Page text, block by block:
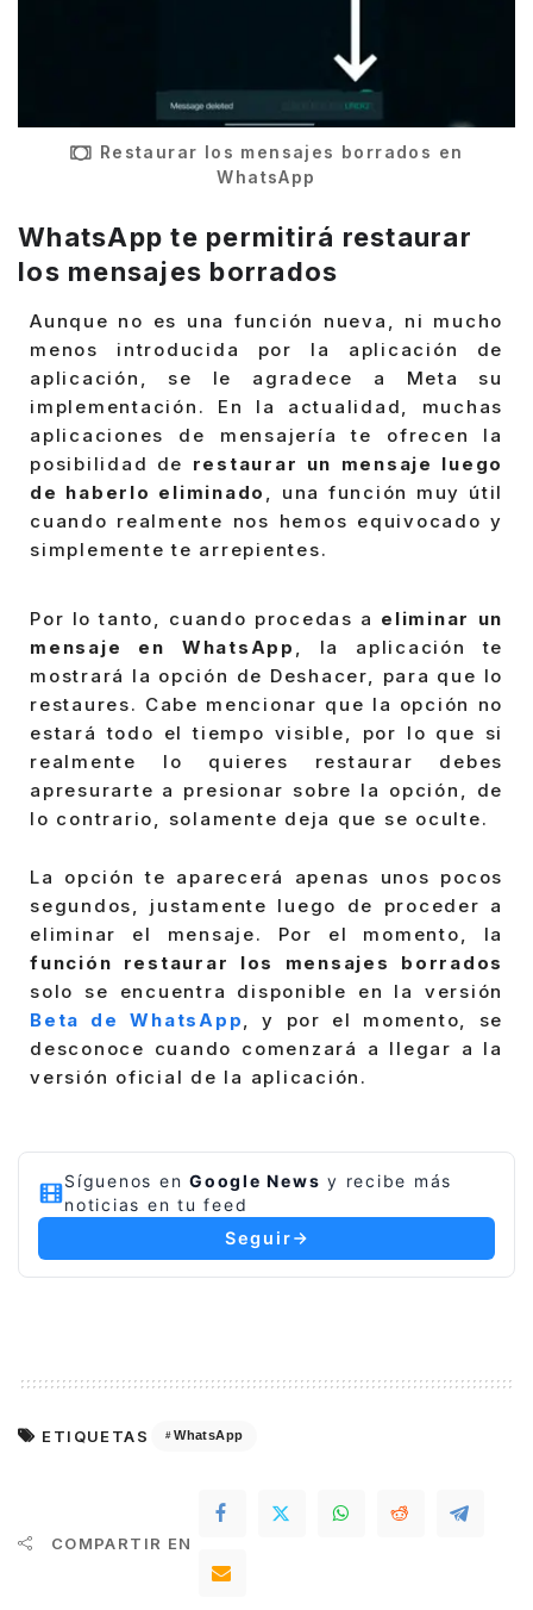
Restaurar los mensajes borrados en
WhatsApp
WhatsApp te permitirá restaurar
los mensajes borrados
Aunque no es una función nueva, ni mucho
menos introducida por la aplicación de
aplicación, se le agradece a Meta su
implementación. En la actualidad, muchas
aplicaciones de mensajería te ofrecen la
posibilidad de restaurar un mensaje luego
de haberlo eliminado , una función muy útil
cuando realmente nos hemos equivocado y
simplemente te arrepientes.
Por lo tanto, cuando procedas a eliminar un
mensaje en WhatsApp
, la aplicación te
mostrará la opción de Deshacer, para que lo
restaures. Cabe mencionar que la opción no
estará todo el tiempo visible, por lo que si
realmente lo quieres restaurar debes
apresurarte a presionar sobre la opción, de
lo contrario, solamente deja que se oculte.
La opción te aparecerá apenas unos pocos
segundos, justamente luego de proceder a
eliminar el mensaje. Por el momento, la
función restaurar los mensajes borrados
solo se encuentra disponible en la versión
Beta de WhatsApp, y por el momento, se
desconoce cuando comenzará a llegar a la
versión oficial de la aplicación.
Síguenos en Google News y recibe más
noticias en tu feed
Seguir
ETIQUETAS WhatsApp
COMPARTIR EN